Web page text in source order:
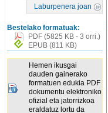
Laburpenera joan
Bestelako formatuak:
PDF (5825 KB - 3 orri.)
EPUB (811 KB)
Hemen ikusgai
dauden gainerako
formatuen edukia PDF
dokumentu elektroniko
ofizial eta jatorrizkoa
eraldatuz lortu da